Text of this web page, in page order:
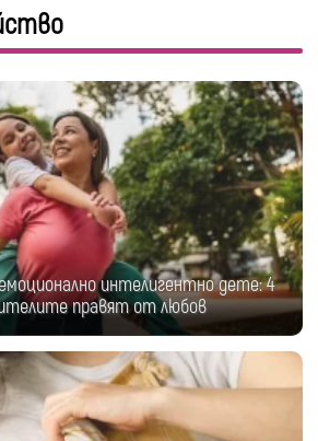
интелигентно дете: 4
правят от любов